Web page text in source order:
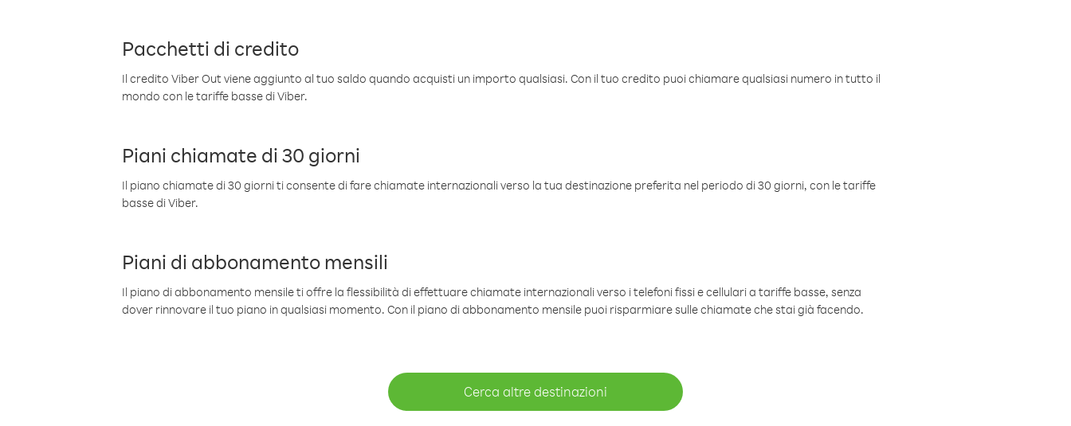
Pacchetti di credito
Il credito Viber Out viene aggiunto al tuo saldo quando acquisti un importo qualsiasi. Con il tuo credito puoi chiamare qualsiasi numero in tutto il
mondo con le tariffe basse di Viber.
Piani chiamate di 30 giorni
Il piano chiamate di 30 giorni ti consente di fare chiamate internazionali verso la tua destinazione preferita nel periodo di 30 giorni, con le tariffe
basse di Viber.
Piani di abbonamento mensili
Il piano di abbonamento mensile ti offre la flessibilità di effettuare chiamate internazionali verso i telefoni fissi e cellulari a tariffe basse, senza
dover rinnovare il tuo piano in qualsiasi momento. Con il piano di abbonamento mensile puoi risparmiare sulle chiamate che stai già facendo.
Cerca altre destinazioni